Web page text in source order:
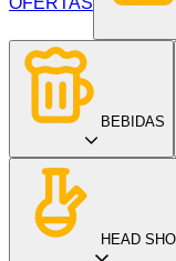
BEBIDAS
HEAD